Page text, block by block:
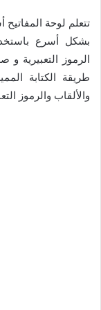
تتعلم لوحة
بشكل أسرع
طريقة الكتابة
والألقاب والرموز